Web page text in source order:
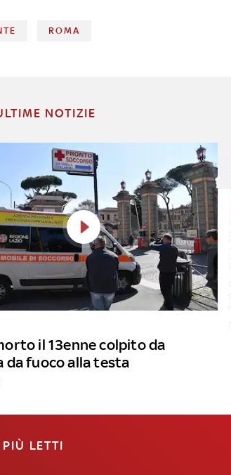
ROMA
NOTIZIE
il 13enne colpito da
da fuoco alla testa
LETTI